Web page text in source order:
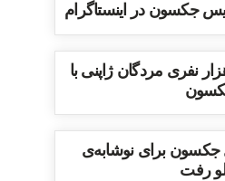
جکسون در اینستاگرام
نفری مردگان ژاپنی با
جکسون برای نوشابه‌ی
رفت